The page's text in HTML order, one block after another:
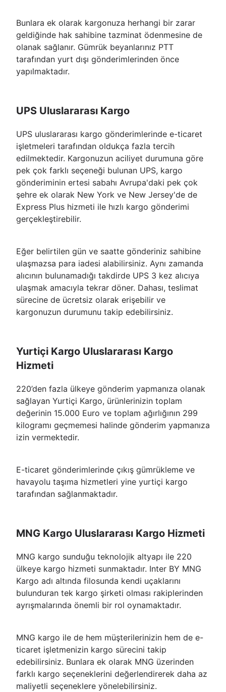
Bunlara ek olarak kargonuza herhangi bir zarar
geldiğinde hak sahibine tazminat ödenmesine de
olanak sağlanır. Gümrük beyanlarınız PTT
tarafından yurt dışı gönderimlerinden önce
yapılmaktadır.
UPS Uluslararası Kargo
UPS uluslararası kargo gönderimlerinde e-ticaret
işletmeleri tarafından oldukça fazla tercih
edilmektedir. Kargonuzun aciliyet durumuna göre
pek çok farklı seçeneği bulunan UPS, kargo
gönderiminin ertesi sabahı Avrupa'daki pek çok
şehre ek olarak New York ve New Jersey'de de
Express Plus hizmeti ile hızlı kargo gönderimi
gerçekleştirebilir.
Eğer belirtilen gün ve saatte gönderiniz sahibine
ulaşmazsa para iadesi alabilirsiniz. Aynı zamanda
alıcının bulunamadığı takdirde UPS 3 kez alıcıya
ulaşmak amacıyla tekrar döner. Dahası, teslimat
sürecine de ücretsiz olarak erişebilir ve
kargonuzun durumunu takip edebilirsiniz.
Yurtiçi Kargo Uluslararası Kargo
Hizmeti
220’den fazla ülkeye gönderim yapmanıza olanak
sağlayan Yurtiçi Kargo, ürünlerinizin toplam
değerinin 15.000 Euro ve toplam ağırlığının 299
kilogramı geçmemesi halinde gönderim yapmanıza
izin vermektedir.
E-ticaret gönderimlerinde çıkış gümrükleme ve
havayolu taşıma hizmetleri yine yurtiçi kargo
tarafından sağlanmaktadır.
MNG Kargo Uluslararası Kargo Hizmeti
MNG kargo sunduğu teknolojik altyapı ile 220
ülkeye kargo hizmeti sunmaktadır. Inter BY MNG
Kargo adı altında filosunda kendi uçaklarını
bulunduran tek kargo şirketi olması rakiplerinden
ayrışmalarında önemli bir rol oynamaktadır.
MNG kargo ile de hem müşterilerinizin hem de e-
ticaret işletmenizin kargo sürecini takip
edebilirsiniz. Bunlara ek olarak MNG üzerinden
farklı kargo seçeneklerini değerlendirerek daha az
maliyetli seçeneklere yönelebilirsiniz.